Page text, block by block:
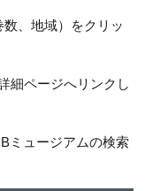
、地域）をクリッ
細ページへリンクし
ミュージアムの検索